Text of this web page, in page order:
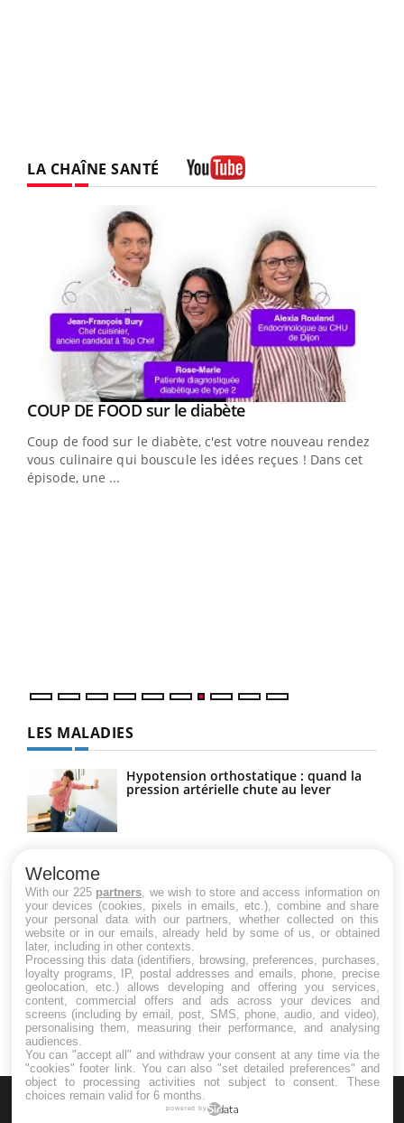
LA CHAÎNE SANTÉ
Youtube
COUP DE FOOD sur le diabèteYoutube
Coup de food sur le diabète, c'est votre nouveau rendez-
vous culinaire qui bouscule les idées reçues ! Dans cet
épisode, une ...
LES MALADIES
Hypotension orthostatique : quand la
pression artérielle chute au lever
Maladie de Charcot (Sclérose latérale
amyotrophique)
Welcome
With our 225 partners , we wish to store and access information on
your devices (cookies, pixels in emails, etc.), combine and share
your personal data with our partners, whether collected on this
website or in our emails, already held by some of us, or obtained
later, including in other contexts.
Processing this data (identifiers, browsing, preferences, purchases,
loyalty programs, IP, postal addresses and emails, phone, precise
geolocation, etc.) allows developing and offering you services,
content, commercial offers and ads across your devices and
screens (including by email, post, SMS, phone, audio, and video),
personalising them, measuring their performance, and analysing
audiences.
You can "accept all" and withdraw your consent at any time via the
"cookies" footer link . You can also "set detailed preferences" and
object to processing activities not subject to consent. These
choices remain valid for 6 months.
powered by